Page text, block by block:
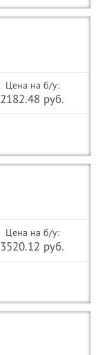
Цена на б/у:
2182.48 руб.
Цена на б/у:
3520.12 руб.